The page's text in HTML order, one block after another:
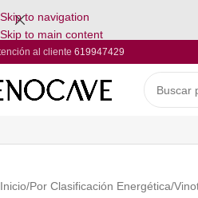
Skip to navigation
Skip to main content
al cliente 619947429
Inicio/Por Clasificación Energética/